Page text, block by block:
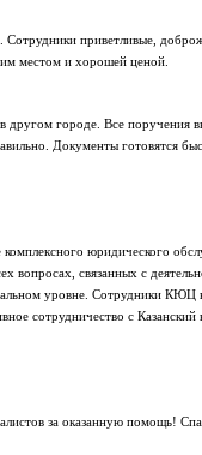
приветливые,
местом и хорошей ценой.
городе. Все поручения
Документы готовятся
юридического
вопросах, связанных с
уровне. Сотрудники КЮЦ
сотрудничество с
за оказанную помощь!